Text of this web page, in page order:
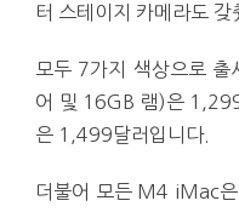
터 스테이지 카메라도 갖
모두 7가지 색상으로
어 및 16GB 램)은
은 1,499달러입니다.
더불어 모든 M4 iMac은